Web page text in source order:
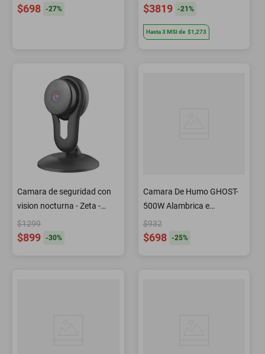
$698 -27% $3819 -21%
Hasta3 MSIde $1,273
Camara de seguridad con
vision nocturna - Zeta -
Negro
$1299
$899 -30%
Camara De Humo GHOST-
500W Alambrica e
Inalambrica C/leds
$932
$698 -25%